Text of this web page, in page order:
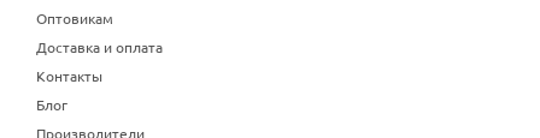
Оптовикам
Доставка и оплата
Контакты
Блог
Производители